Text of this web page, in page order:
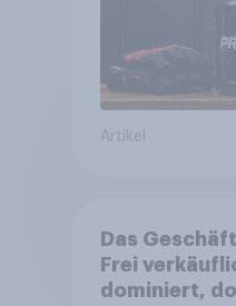
Artikel
Das
Frei
dominiert,